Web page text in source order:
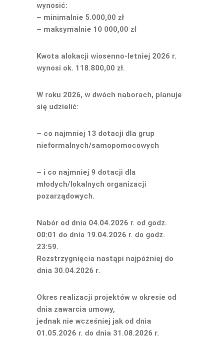
wynosić:
– minimalnie 5.000,00 zł
– maksymalnie 10 000,00 zł
Kwota alokacji wiosenno-letniej 2026 r.
wynosi ok. 118.800,00 zł.
W roku 2026, w dwóch naborach, planuje
się udzielić:
– co najmniej 13 dotacji dla grup
nieformalnych/samopomocowych
– i co najmniej 9 dotacji dla
młodych/lokalnych organizacji
pozarządowych.
Nabór od dnia 04.04.2026 r. od godz.
00:01 do dnia 19.04.2026 r. do godz.
23:59.
Rozstrzygnięcia nastąpi najpóźniej do
dnia 30.04.2026 r.
Okres realizacji projektów w okresie od
dnia zawarcia umowy,
jednak nie wcześniej jak od dnia
01.05.2026 r. do dnia 31.08.2026 r.